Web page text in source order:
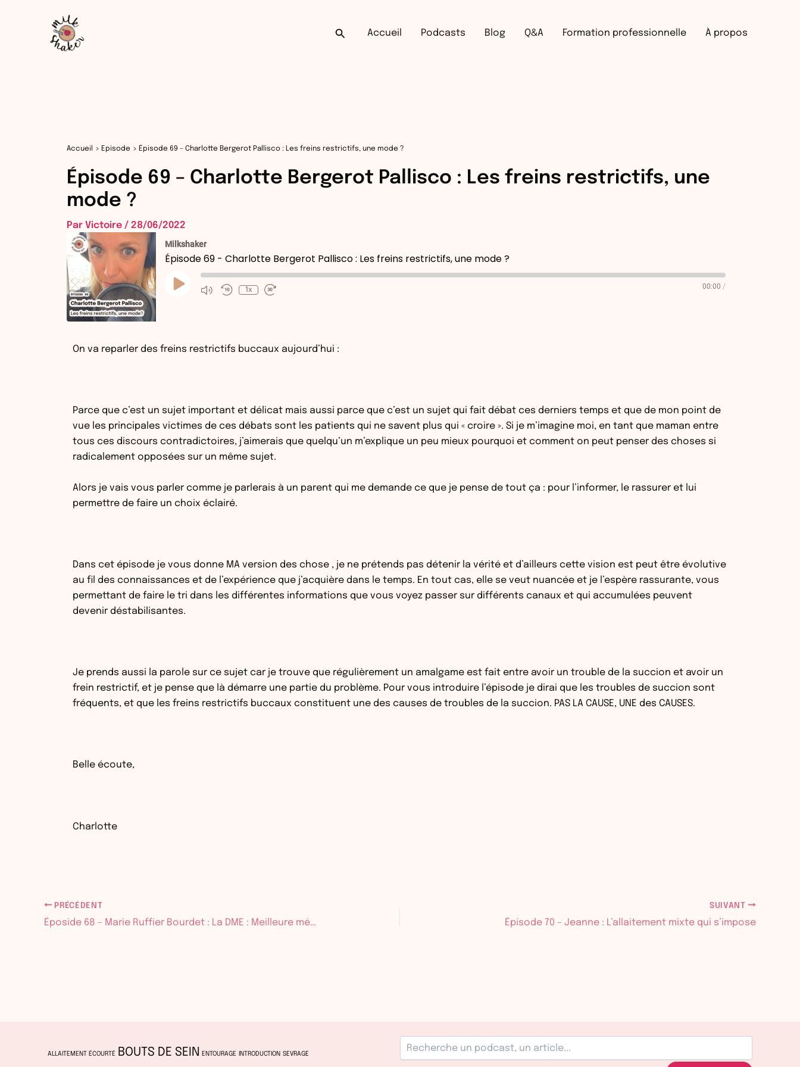
Rechercher
Accueil Podcasts Blog Q&A Formation professionnelle À propos
Accueil Episode Épisode 69 – Charlotte Bergerot Pallisco : Les freins restrictifs, une mode ?
Épisode 69 – Charlotte Bergerot Pallisco : Les freins restrictifs, une
mode ?
Par Victoire / 28/06/2022
Milkshaker
Épisode 69 - Charlotte Bergerot Pallisco : Les freins restrictifs, une mode ?
Episode
1x 00:00 /
On va reparler des freins restrictifs buccaux aujourd’hui :
Parce que c’est un sujet important et délicat mais aussi parce que c’est un sujet qui fait débat ces derniers temps et que de mon point de
vue les principales victimes de ces débats sont les patients qui ne savent plus qui « croire ». Si je m’imagine moi, en tant que maman entre
tous ces discours contradictoires, j’aimerais que quelqu’un m’explique un peu mieux pourquoi et comment on peut penser des choses si
radicalement opposées sur un même sujet.
Alors je vais vous parler comme je parlerais à un parent qui me demande ce que je pense de tout ça : pour l’informer, le rassurer et lui
permettre de faire un choix éclairé.
Dans cet épisode je vous donne MA version des chose , je ne prétends pas détenir la vérité et d’ailleurs cette vision est peut être évolutive
au fil des connaissances et de l’expérience que j’acquière dans le temps. En tout cas, elle se veut nuancée et je l’espère rassurante, vous
permettant de faire le tri dans les différentes informations que vous voyez passer sur différents canaux et qui accumulées peuvent
devenir déstabilisantes.
Je prends aussi la parole sur ce sujet car je trouve que régulièrement un amalgame est fait entre avoir un trouble de la succion et avoir un
frein restrictif, et je pense que là démarre une partie du problème. Pour vous introduire l’épisode je dirai que les troubles de succion sont
fréquents, et que les freins restrictifs buccaux constituent une des causes de troubles de la succion. PAS LA CAUSE, UNE des CAUSES.
Belle écoute,
Charlotte
PRÉCÉDENT
Époside 68 – Marie Ruffier Bourdet : La DME : Meilleure méthode de diversification ?
SUIVANT
Épisode 70 – Jeanne : L’allaitement mixte qui s’impose
ALLAITEMENT ÉCOURTÉ BOUTS DE SEIN ENTOURAGE INTRODUCTION SEVRAGE